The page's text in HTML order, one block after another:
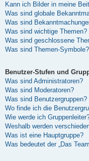
Kann ich Bilder in meine
Was sind globale
Was sind
Was sind wichtige Themen?
Was sind geschlossene
Was sind Themen-Symbole?
Benutzer-Stufen und
Was sind Administratoren?
Was sind Moderatoren?
Was sind Benutzergruppen?
Wo finde ich die
Wie werde ich
Weshalb werden
Was ist eine Hauptgruppe?
Was bedeutet der „Das